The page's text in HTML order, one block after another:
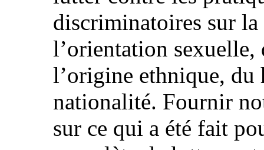
discriminatoires sur la
l’orientation
l’origine ethnique, du
nationalité. Fournir
sur ce qui a été fait